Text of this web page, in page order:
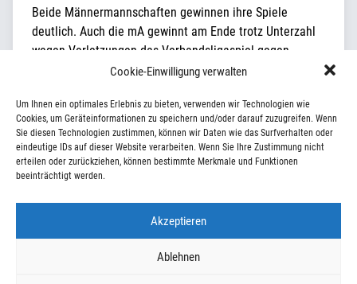
Cookie-Einwilligung verwalten
Um Ihnen ein optimales Erlebnis zu bieten, verwenden wir Technologien wie
Cookies, um Geräteinformationen zu speichern und/oder darauf zuzugreifen. Wenn
Sie diesen Technologien zustimmen, können wir Daten wie das Surfverhalten oder
eindeutige IDs auf dieser Website verarbeiten. Wenn Sie Ihre Zustimmung nicht
erteilen oder zurückziehen, können bestimmte Merkmale und Funktionen
beeinträchtigt werden.
Akzeptieren
Ablehnen
Beide Männermannschaften gewinnen ihre Spiele
deutlich. Auch die mA gewinnt am Ende trotz Unterzahl
wegen Verletzungen das Verbandsligaspiel gegen
Neukölln sicher. Große Freude machte den vielen LSV
Saisonspiel der D-Jugend gegen Narva II.Manndeckung
und Zwei-Liniendeckung klappten super, sodass hoch mit
36:19 Toren gewonnen werden konnte. Ein ganzer toller
[…]
©2026 Lichtenrader SV